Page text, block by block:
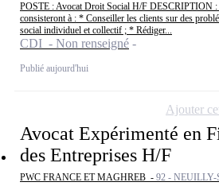
POSTE : Avocat Droit Social H/F DESCRIPTION :
consisteront à : * Conseiller les clients sur des
social individuel et collectif ; * Rédiger...
CDI - Non renseigné
Publié aujourd'hui
Avocat Expérimenté en
des Entreprises H/F
PWC FRANCE ET MAGHREB - 92 - NEUILLY-
Ajouter